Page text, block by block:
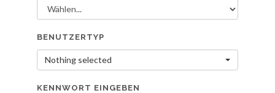
BENUTZERTYP
Nothing selected
KENNWORT EINGEBEN